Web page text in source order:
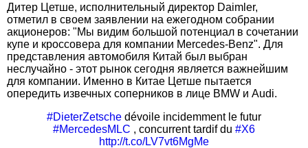
Дитер Цетше, исполнительный директор Daimler,
отметил в своем заявлении на ежегодном собрании
акционеров: "Мы видим большой потенциал в сочетании
купе и кроссовера для компании Mercedes-Benz". Для
представления автомобиля Китай был выбран
неслучайно - этот рынок сегодня является важнейшим
для компании. Именно в Китае Цетше пытается
опередить извечных соперников в лице BMW и Audi.
#DieterZetsche dévoile incidemment le futur
#MercedesMLC , concurrent tardif du #X6
http://t.co/LV7vt6MgMe